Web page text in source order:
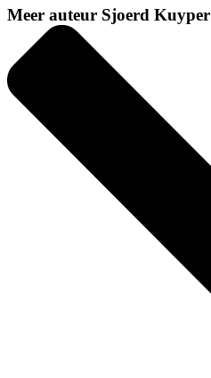
Meer auteur Sjoerd Kuyper